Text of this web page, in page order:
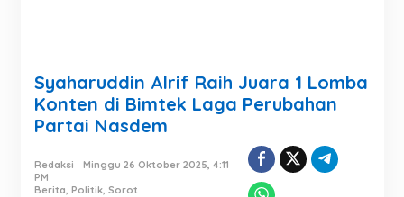
Syaharuddin Alrif Raih Juara 1 Lomba
Konten di Bimtek Laga Perubahan
Partai Nasdem
Redaksi
Minggu 26 Oktober 2025, 4:11
PM
Berita, Politik, Sorot